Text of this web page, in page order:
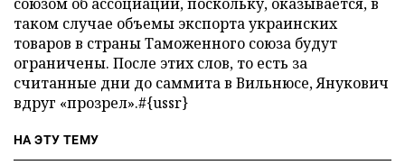
таком случае объемы экспорта украинских
товаров в страны Таможенного союза будут
ограничены. После этих слов, то есть за
считанные дни до саммита в Вильнюсе, Янукович
вдруг «прозрел».#{ussr}
НА ЭТУ ТЕМУ